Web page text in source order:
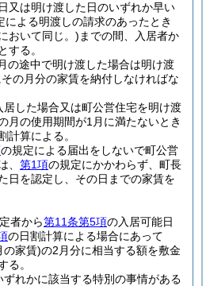
又は明け渡した日のいずれか早い
による明渡しの請求のあったとき
おいて同じ。) までの間、入居者か
する。
の途中で明け渡した場合は明け渡
の月分の家賃を納付しなければな
した場合又は町公営住宅を明け渡
月の使用期間が1月に満たないとき
計算による。
の規定による届出をしないで町公営
、 第1項の規定にかかわらず、町長
日を認定し、その日までの家賃を
者から第11条第5項の入居可能日
の日割計算による場合にあって
の家賃)の2月分に相当する額を敷金
る。
ずれかに該当する特別の事情がある